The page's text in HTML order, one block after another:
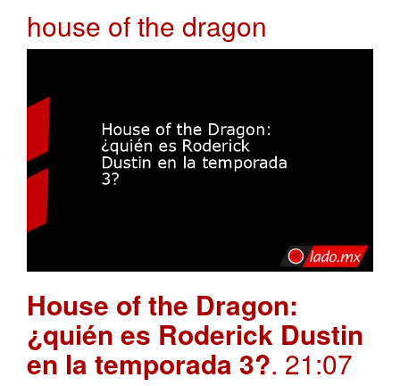
house of the dragon
House of the Dragon:
¿quién es Roderick Dustin
en la temporada 3?. 21:07